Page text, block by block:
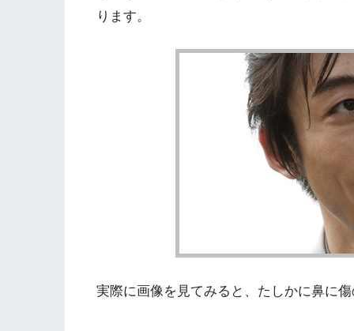
ります。
実際に画像を見てみると、たしかに鼻に